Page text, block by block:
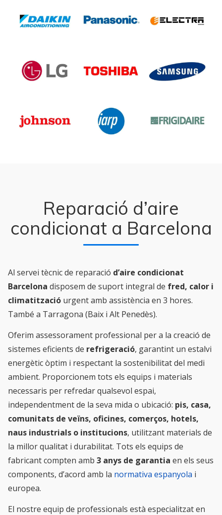
Reparació d’aire
condicionat a Barcelona
Al servei tècnic de reparació d’aire condicionat
Barcelona disposem de suport integral de fred, calor i
climatització urgent amb assistència en 3 hores.
També a Tarragona (Baix i Alt Penedès).
Oferim assessorament professional per a la creació de
sistemes eficients de refrigeració, garantint un estalvi
energètic òptim i respectant la sostenibilitat del medi
ambient. Proporcionem tots els equips i materials
necessaris per refredar qualsevol espai,
independentment de la seva mida o ubicació: pis, casa,
comunitats de veïns, oficines, comerços, hotels,
naus industrials o institucions, utilitzant materials de
la millor qualitat i durabilitat. Tots els equips de
fabricant compten amb 3 anys de garantia en els seus
components, d’acord amb la normativa espanyola i
europea.
El nostre equip de professionals està especialitzat en